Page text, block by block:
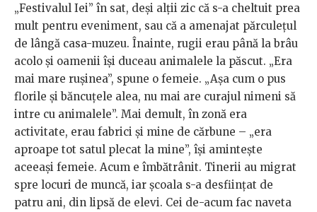
„Festivalul Iei” în sat, deşi alţii zic că s-a cheltuit prea
mult pentru eveniment, sau că a amenajat părculeţul
de lângă casa-muzeu. Înainte, rugii erau până la brâu
acolo şi oamenii îşi duceau animalele la păscut. „Era
mai mare ruşinea”, spune o femeie. „Aşa cum o pus
florile şi băncuţele alea, nu mai are curajul nimeni să
intre cu animalele”. Mai demult, în zonă era
activitate, erau fabrici şi mine de cărbune – „era
aproape tot satul plecat la mine”, îşi aminteşte
aceeaşi femeie. Acum e îmbătrânit. Tinerii au migrat
spre locuri de muncă, iar şcoala s-a desființat de
patru ani, din lipsă de elevi. Cei de-acum fac naveta